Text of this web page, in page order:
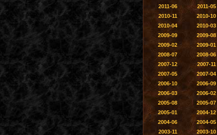
2011-06
2011-05
2010-11
2010-10
2010-04
2010-03
2009-09
2009-08
2009-02
2009-01
2008-07
2008-06
2007-12
2007-11
2007-05
2007-04
2006-10
2006-09
2006-03
2006-02
2005-08
2005-07
2005-01
2004-12
2004-06
2004-05
2003-11
2003-10